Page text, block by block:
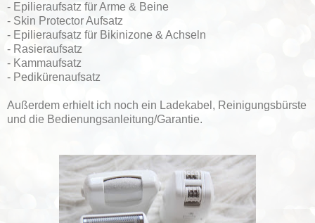
- Epilieraufsatz für Arme & Beine
- Skin Protector Aufsatz
- Epilieraufsatz für Bikinizone & Achseln
- Rasieraufsatz
- Kammaufsatz
- Pedikürenaufsatz
Außerdem erhielt ich noch ein Ladekabel, Reinigungsbürste
und die Bedienungsanleitung/Garantie.